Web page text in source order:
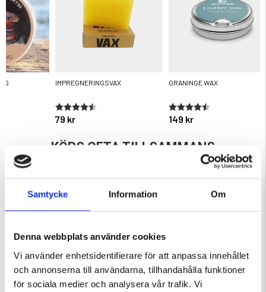
Samtycke Information Om
Denna webbplats använder cookies
Vi använder enhetsidentifierare för att anpassa innehållet
och annonserna till användarna, tillhandahålla funktioner
för sociala medier och analysera vår trafik. Vi
IMPREGNERINGSVAX
79 kr
Betyg:
4.6 utav 5 stjärnor
GRANINGE WAX
149 kr
Betyg:
4.7 utav 5 stjärnor
KÖPS OFTA TILLSAMMANS
MED
BÄRRENSARE FÖR DAMMSUGARE NÄTBRYNJA